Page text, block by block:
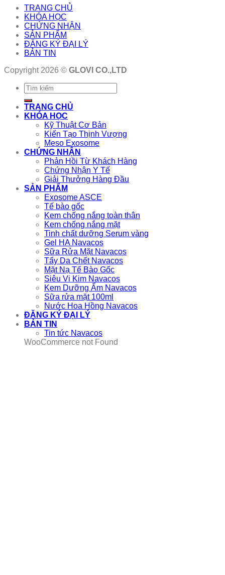
TRANG CHỦ
KHÓA HỌC
CHỨNG NHẬN
SẢN PHẨM
ĐĂNG KÝ ĐẠI LÝ
BẢN TIN
Copyright 2026 © GLOVI CO.,LTD
TRANG CHỦ
KHÓA HỌC
Kỹ Thuật Cơ Bản
Kiến Tạo Thịnh Vượng
Meso Exosome
CHỨNG NHẬN
Phản Hồi Từ Khách Hàng
Chứng Nhận Y Tế
Giải Thưởng Hàng Đầu
SẢN PHẨM
Exosome ASCE
Tế bào gốc
Kem chống nắng toàn thân
Kem chống nắng mặt
Tinh chất dưỡng Serum vàng
Gel HA Navacos
Sữa Rửa Mặt Navacos
Tẩy Da Chết Navacos
Mặt Nạ Tế Bào Gốc
Siêu Vi Kim Navacos
Kem Dưỡng Ẩm Navacos
Sữa rửa mặt 100ml
Nước Hoa Hồng Navacos
ĐĂNG KÝ ĐẠI LÝ
BẢN TIN
Tin tức Navacos
WooCommerce not Found